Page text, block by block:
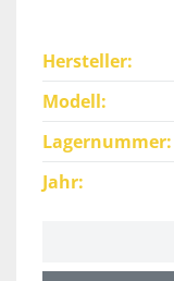
Hersteller
Modell
Lagernummer
Jahr